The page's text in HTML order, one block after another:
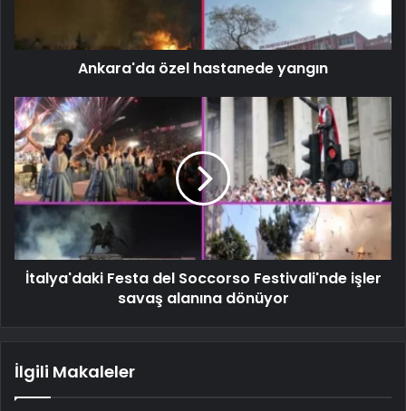
Ankara'da özel hastanede yangın
İtalya'daki Festa del Soccorso Festivali'nde işler
savaş alanına dönüyor
İlgili Makaleler